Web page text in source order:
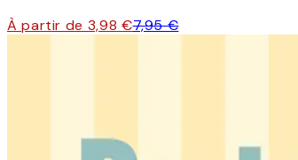
À partir de 3,98 €7,95 €